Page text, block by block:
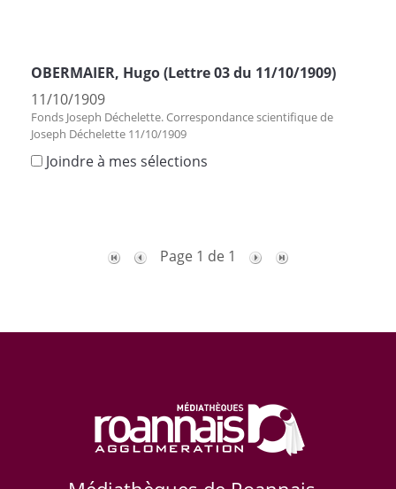
OBERMAIER, Hugo (Lettre 03 du 11/10/1909)
11/10/1909
Fonds Joseph Déchelette. Correspondance scientifique de
Joseph Déchelette 11/10/1909
Joindre à mes sélections
Page 1 de 1